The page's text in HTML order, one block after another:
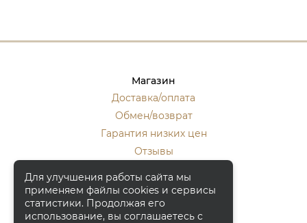
Магазин
Доставка/оплата
Обмен/возврат
Гарантия низких цен
Отзывы
Контакты
Москва, ул. Кулакова 20, к.1.
Для улучшения работы сайта мы
применяем файлы cookies и сервисы
статистики. Продолжая его
использование, вы соглашаетесь с